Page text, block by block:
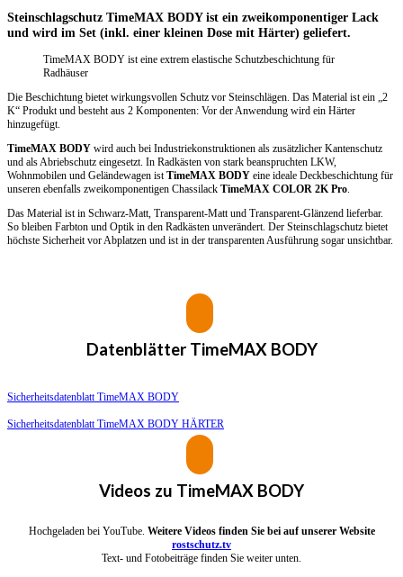
Steinschlagschutz TimeMAX BODY ist ein zweikomponentiger Lack
und wird im Set (inkl. einer kleinen Dose mit Härter) geliefert.
TimeMAX BODY ist eine extrem elastische Schutzbeschichtung für
Radhäuser
Die Beschichtung bietet wirkungsvollen Schutz vor Steinschlägen. Das Material ist ein „2
K“ Produkt und besteht aus 2 Komponenten: Vor der Anwendung wird ein Härter
hinzugefügt.
TimeMAX BODY wird auch bei Industriekonstruktionen als zusätzlicher Kantenschutz
und als Abriebschutz eingesetzt. In Radkästen von stark beanspruchten LKW,
Wohnmobilen und Geländewagen istTimeMAX BODY eine ideale Deckbeschichtung für
unseren ebenfalls zweikomponentigen Chassilack TimeMAX COLOR 2K Pro.
Das Material ist in Schwarz-Matt, Transparent-Matt und Transparent-Glänzend lieferbar.
So bleiben Farbton und Optik in den Radkästen unverändert. Der Steinschlagschutz bietet
höchste Sicherheit vor Abplatzen und ist in der transparenten Ausführung sogar unsichtbar.
Datenblätter TimeMAX BODY
Sicherheitsdatenblatt TimeMAX BODY
Sicherheitsdatenblatt TimeMAX BODY HÄRTER
Videos zu TimeMAX BODY
Hochgeladen bei YouTube. Weitere Videos finden Sie bei auf unserer Website
rostschutz.tv
Text- und Fotobeiträge finden Sie weiter unten.